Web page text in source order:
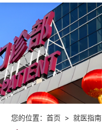
您的位置：首页 > 就医指南